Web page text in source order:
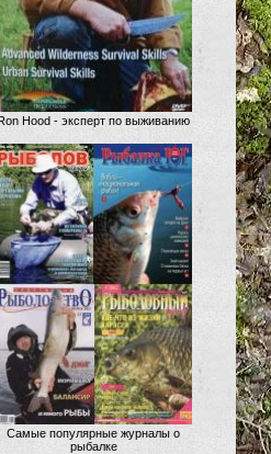
Hood - эксперт по выживанию
Самые популярные журналы о
рыбалке